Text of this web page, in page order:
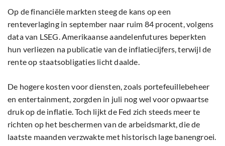
Op de financiële markten steeg de kans op een
renteverlaging in september naar ruim 84 procent, volgens
data van LSEG. Amerikaanse aandelenfutures beperkten
hun verliezen na publicatie van de inflatiecijfers, terwijl de
rente op staatsobligaties licht daalde.
De hogere kosten voor diensten, zoals portefeuillebeheer
en entertainment, zorgden in juli nog wel voor opwaartse
druk op de inflatie. Toch lijkt de Fed zich steeds meer te
richten op het beschermen van de arbeidsmarkt, die de
laatste maanden verzwakte met historisch lage banengroei.